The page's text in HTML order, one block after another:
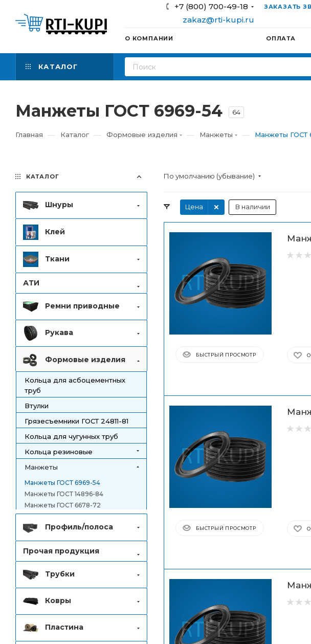
+7 (800) 700-49-18 ЗАКАЗАТЬ
zakaz@rti-kupi.ru
О КОМПАНИИ ОПЛАТА
КАТАЛОГ
Манжеты ГОСТ 6969-54 64
Главная — Каталог — Формовые изделия — Манжеты — Манжеты ГОСТ
По умолчанию (убывание)
Цена В наличии
БЫСТРЫЙ ПРОСМОТР
БЫСТРЫЙ ПРОСМОТР
КАТАЛОГ
Шнуры
Клей
Ткани
АТИ
Ремни приводные
Рукава
Формовые изделия
Кольца для асбоцементных
труб
Втулки
Грязесъемники ГОСТ 24811-81
Кольца для чугунных труб
Кольца резиновые
Манжеты
Манжеты ГОСТ 6969-54
Манжеты ГОСТ 14896-84
Манжеты ГОСТ 6678-72
Профиль/полоса
Прочая продукция
Трубки
Ковры
Пластина